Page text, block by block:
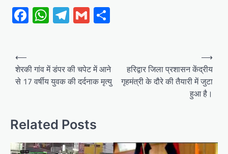
Facebook
WhatsApp
Telegram
Gmail
Post
navigation
⟵
शेरकी गांव में डंपर की चपेट में आने
से 17 वर्षीय युवक की दर्दनाक मृत्यु
हरिद्वार जिला प्रशासन केंद्रीय
गृहमंत्री के दौरे की तैयारी में जुटा
हुआ है।
⟶
Related Posts